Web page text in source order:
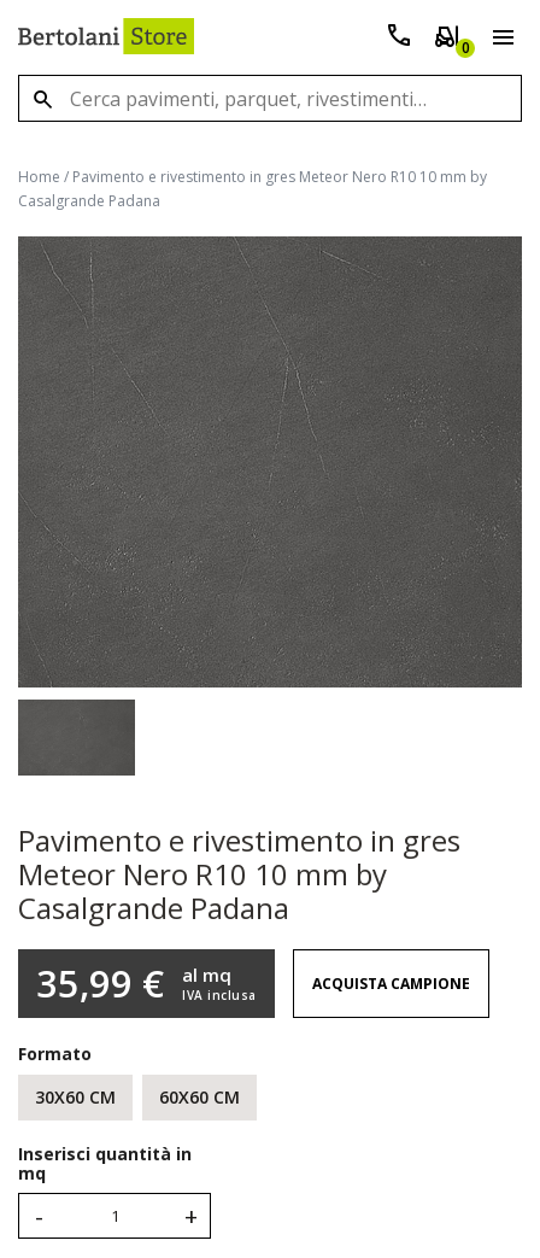
0
Home / Pavimento e rivestimento in gres Meteor Nero R10 10 mm by
Casalgrande Padana
Pavimento e rivestimento in gres
Meteor Nero R10 10 mm by
Casalgrande Padana
35,99 € IVA inclusa
al mq ACQUISTA CAMPIONE
Formato
30X60 CM
60X60 CM
Inserisci quantità in
mq
- +